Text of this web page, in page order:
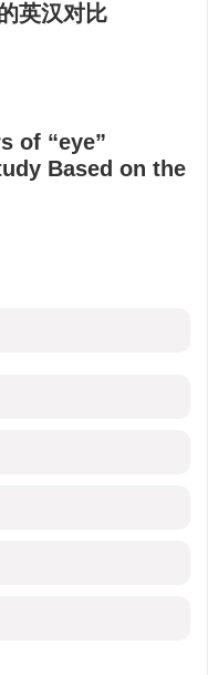
英汉对比
of “eye”
Based on the